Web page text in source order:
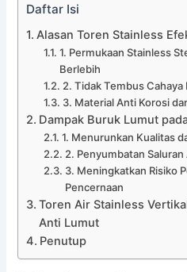
Daftar Isi
Alasan Toren Stainless
1. Permukaan Stainless
Berlebih
2. Tidak Tembus Cahaya
3. Material Anti Korosi
Dampak Buruk Lumut
1. Menurunkan Kualitas
2. Penyumbatan Saluran
3. Meningkatkan Risiko
Pencernaan
Toren Air Stainless
Anti Lumut
Penutup